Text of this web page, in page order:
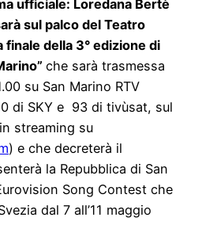
ufficiale: Loredana Bertè
sul palco del Teatro
finale della 3° edizione di
che sarà trasmessa
su San Marino RTV
di SKY e 93 di tivùsat, sul
streaming su
) e che decreterà il
la Repubblica di San
Song Contest che
dal 7 all’11 maggio